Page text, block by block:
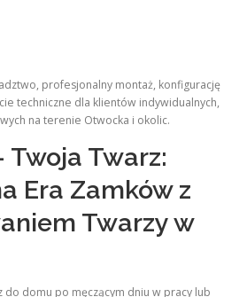
profesjonalny montaż, konfigurację
techniczne dla klientów indywidualnych,
na terenie Otwocka i okolic.
Twoja Twarz:
Era Zamków z
Twarzy w
do domu po męczącym dniu w pracy lub